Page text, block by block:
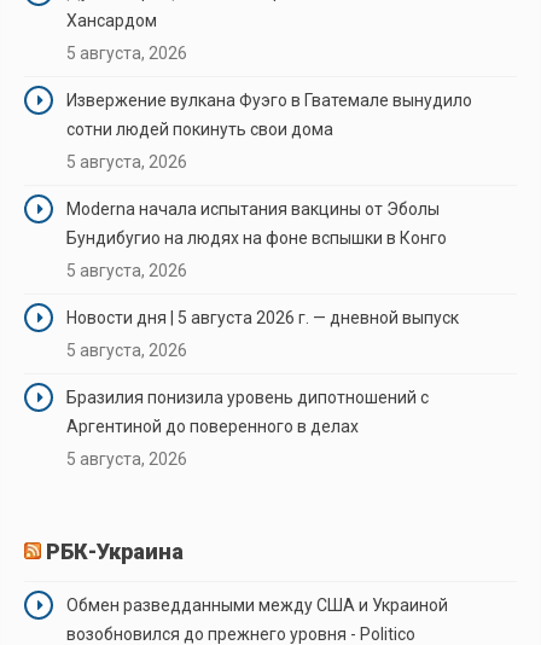
Хансардом
5 августа, 2026
Извержение вулкана Фуэго в Гватемале вынудило
сотни людей покинуть свои дома
5 августа, 2026
Moderna начала испытания вакцины от Эболы
Бундибугио на людях на фоне вспышки в Конго
5 августа, 2026
Новости дня | 5 августа 2026 г. — дневной выпуск
5 августа, 2026
Бразилия понизила уровень дипотношений с
Аргентиной до поверенного в делах
5 августа, 2026
РБК-Украина
Обмен разведданными между США и Украиной
возобновился до прежнего уровня - Politico